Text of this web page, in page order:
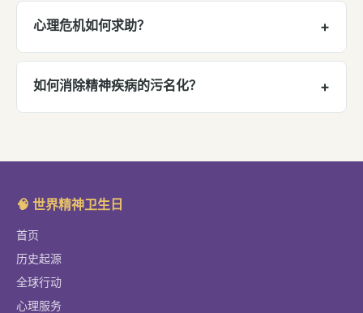
国实践。
建立良好的社会支持网络 3）学会情绪表达和压力
知识。
心理危机如何求助？ +
中国全国心理援助热线：12320（卫生健康热线转
心理援助）或12355（青少年心理援助）。如遇紧
如何消除精神疾病的污名化？ +
歧视的语言描述精神障碍 4）支持和鼓励患者寻求
🧠 世界精神卫生日
首页
历史起源
全球行动
心理服务